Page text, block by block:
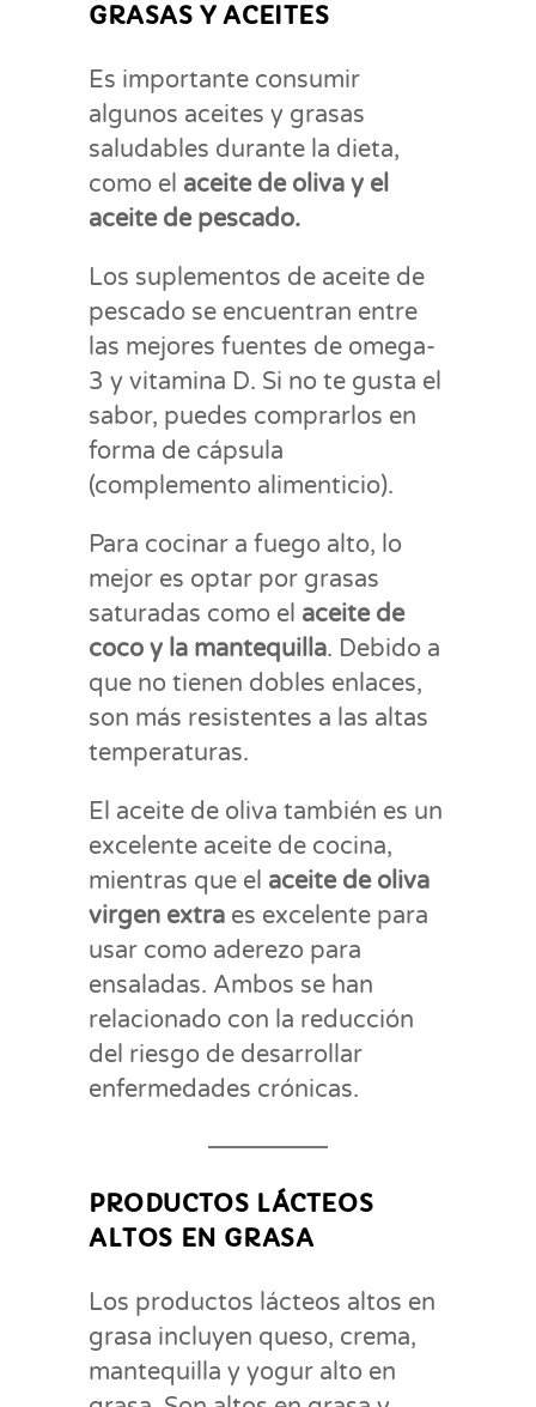
GRASAS Y ACEITES
Es importante consumir
algunos aceites y grasas
saludables durante la dieta,
como el aceite de oliva y el
aceite de pescado.
Los suplementos de aceite de
pescado se encuentran entre
las mejores fuentes de omega-
3 y vitamina D. Si no te gusta el
sabor, puedes comprarlos en
forma de cápsula
(complemento alimenticio).
Para cocinar a fuego alto, lo
mejor es optar por grasas
saturadas como el aceite de
coco y la mantequilla. Debido a
que no tienen dobles enlaces,
son más resistentes a las altas
temperaturas.
El aceite de oliva también es un
excelente aceite de cocina,
mientras que el aceite de oliva
virgen extra es excelente para
usar como aderezo para
ensaladas. Ambos se han
relacionado con la reducción
del riesgo de desarrollar
enfermedades crónicas.
PRODUCTOS LÁCTEOS
ALTOS EN GRASA
Los productos lácteos altos en
grasa incluyen queso, crema,
mantequilla y yogur alto en